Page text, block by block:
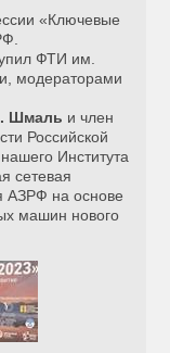
«Ключевые
ФТИ им.
модераторами
Шмаль и член
Российской
нашего Института
сетевая
АЗРФ на основе
машин нового